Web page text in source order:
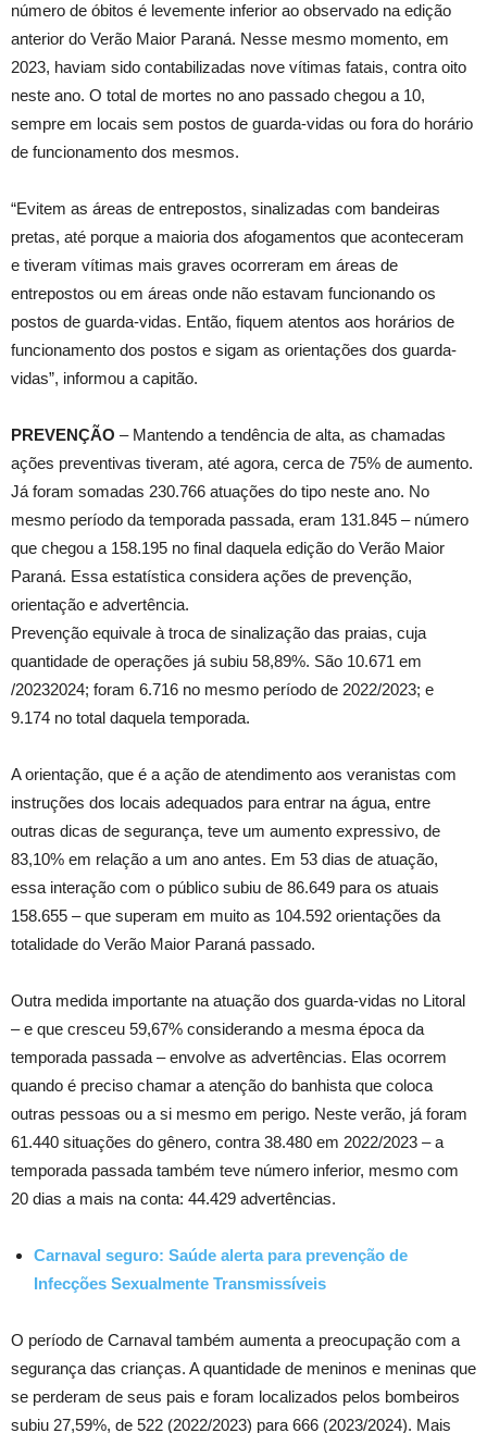
número de óbitos é levemente inferior ao observado na edição
anterior do Verão Maior Paraná. Nesse mesmo momento, em
2023, haviam sido contabilizadas nove vítimas fatais, contra oito
neste ano. O total de mortes no ano passado chegou a 10,
sempre em locais sem postos de guarda-vidas ou fora do horário
de funcionamento dos mesmos.
“Evitem as áreas de entrepostos, sinalizadas com bandeiras
pretas, até porque a maioria dos afogamentos que aconteceram
e tiveram vítimas mais graves ocorreram em áreas de
entrepostos ou em áreas onde não estavam funcionando os
postos de guarda-vidas. Então, fiquem atentos aos horários de
funcionamento dos postos e sigam as orientações dos guarda-
vidas”, informou a capitão.
PREVENÇÃO – Mantendo a tendência de alta, as chamadas
ações preventivas tiveram, até agora, cerca de 75% de aumento.
Já foram somadas 230.766 atuações do tipo neste ano. No
mesmo período da temporada passada, eram 131.845 – número
que chegou a 158.195 no final daquela edição do Verão Maior
Paraná. Essa estatística considera ações de prevenção,
orientação e advertência.
Prevenção equivale à troca de sinalização das praias, cuja
quantidade de operações já subiu 58,89%. São 10.671 em
/20232024; foram 6.716 no mesmo período de 2022/2023; e
9.174 no total daquela temporada.
A orientação, que é a ação de atendimento aos veranistas com
instruções dos locais adequados para entrar na água, entre
outras dicas de segurança, teve um aumento expressivo, de
83,10% em relação a um ano antes. Em 53 dias de atuação,
essa interação com o público subiu de 86.649 para os atuais
158.655 – que superam em muito as 104.592 orientações da
totalidade do Verão Maior Paraná passado.
Outra medida importante na atuação dos guarda-vidas no Litoral
– e que cresceu 59,67% considerando a mesma época da
temporada passada – envolve as advertências. Elas ocorrem
quando é preciso chamar a atenção do banhista que coloca
outras pessoas ou a si mesmo em perigo. Neste verão, já foram
61.440 situações do gênero, contra 38.480 em 2022/2023 – a
temporada passada também teve número inferior, mesmo com
20 dias a mais na conta: 44.429 advertências.
Carnaval seguro: Saúde alerta para prevenção de
Infecções Sexualmente Transmissíveis
O período de Carnaval também aumenta a preocupação com a
segurança das crianças. A quantidade de meninos e meninas que
se perderam de seus pais e foram localizados pelos bombeiros
subiu 27,59%, de 522 (2022/2023) para 666 (2023/2024). Mais